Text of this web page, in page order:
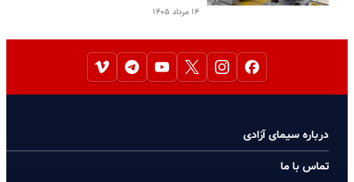
۱۴ مرداد ۱۴۰۵
درباره سیمای آزادی
تماس با ما